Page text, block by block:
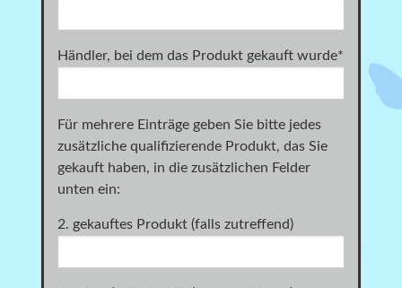
Händler, bei dem das Produkt gekauft wurde*
Für mehrere Einträge geben Sie bitte jedes
zusätzliche qualifizierende Produkt, das Sie
gekauft haben, in die zusätzlichen Felder
unten ein:
2. gekauftes Produkt (falls zutreffend)